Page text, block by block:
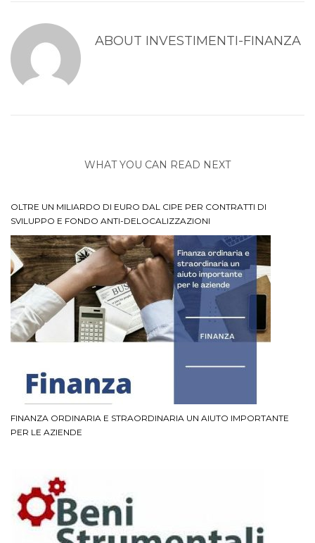
ABOUT INVESTIMENTI-FINANZA
WHAT YOU CAN READ NEXT
OLTRE UN MILIARDO DI EURO DAL CIPE PER CONTRATTI DI
SVILUPPO E FONDO ANTI-DELOCALIZZAZIONI
FINANZA ORDINARIA E STRAORDINARIA UN AIUTO IMPORTANTE
PER LE AZIENDE